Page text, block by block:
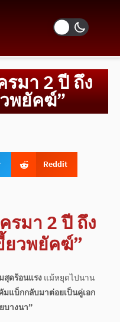
มา 2 ปี ถึง
พยัคฆ์”
Reddit
รมา 2 ปี ถึง
ยวพยัคฆ์”
ดร้อนแรงแม้หยุดไปนาน
มแบ็กกลับมาต่อยเป็นคู่เอก
บางนา”